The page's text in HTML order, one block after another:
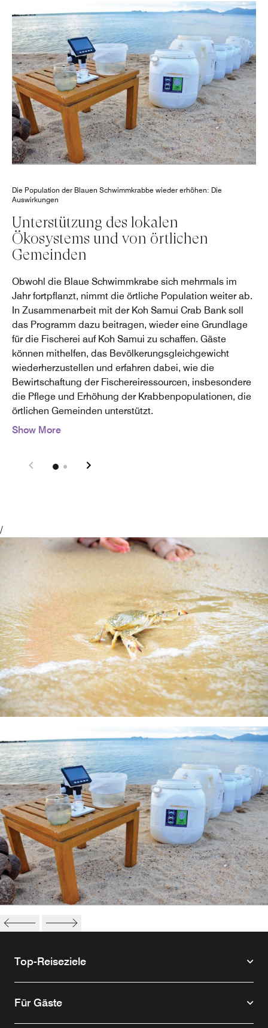
Die Population der Blauen Schwimmkrabbe wieder erhöhen: Die
Auswirkungen
Unterstützung des lokalen
Ökosystems und von örtlichen
Gemeinden
Obwohl die Blaue Schwimmkrabe sich mehrmals im
Jahr fortpflanzt, nimmt die örtliche Population weiter ab.
In Zusammenarbeit mit der Koh Samui Crab Bank soll
das Programm dazu beitragen, wieder eine Grundlage
für die Fischerei auf Koh Samui zu schaffen. Gäste
können mithelfen, das Bevölkerungsgleichgewicht
wiederherzustellen und erfahren dabei, wie die
Bewirtschaftung der Fischereiressourcen, insbesondere
die Pflege und Erhöhung der Krabbenpopulationen, die
örtlichen Gemeinden unterstützt.
Show More
/
Top-Reiseziele
Für Gäste